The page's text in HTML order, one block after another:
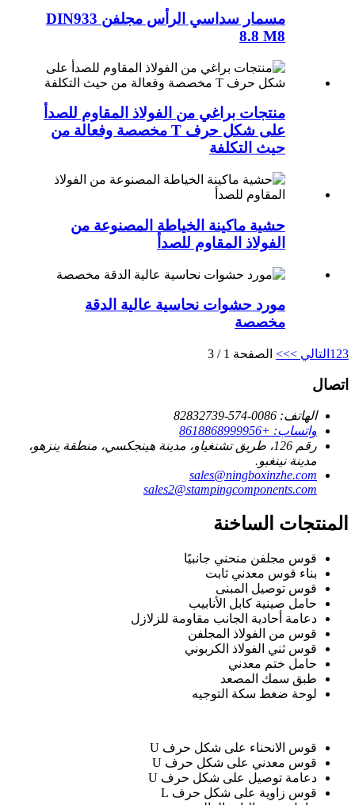
مسمار سداسي الرأس مجلفن DIN933
8.8 M8
منتجات براغي من الفولاذ المقاوم للصدأ
على شكل حرف T مخصصة وفعالة من
حيث التكلفة
حشية ماكينة الخياطة المصنوعة من
الفولاذ المقاوم للصدأ
مورد حشوات نحاسية عالية الدقة
مخصصة
1 23 التالي >>> الصفحة 1 / 3
اتصال
الهاتف: 0086-574-82832739
واتساب: +8618868999956
رقم 126، طريق تشنغياو، مدينة هينجكسي، منطقة ينزهو،
مدينة نينغبو.
sales@ningboxinzhe.com
sales2@stampingcomponents.com
المنتجات الساخنة
قوس مجلفن منحني جانبيًا
بناء قوس معدني ثابت
قوس توصيل المبنى
حامل صينية كابل الأنابيب
دعامة أحادية الجانب مقاومة للزلازل
قوس من الفولاذ المجلفن
قوس ثني الفولاذ الكربوني
حامل ختم معدني
طبق سمك المصعد
لوحة ضغط سكة التوجيه
قوس الانحناء على شكل حرف U
قوس معدني على شكل حرف U
دعامة توصيل على شكل حرف U
قوس زاوية على شكل حرف L